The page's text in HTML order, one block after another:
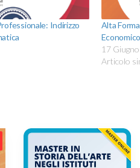
Indirizzo
Alta
Economico
17
Articolo